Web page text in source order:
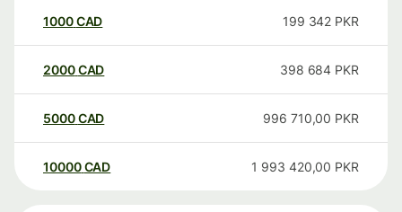
1000CAD 199 342 PKR
2000CAD 398 684 PKR
5000CAD 996 710,00 PKR
10000 CAD 1 993 420,00 PKR